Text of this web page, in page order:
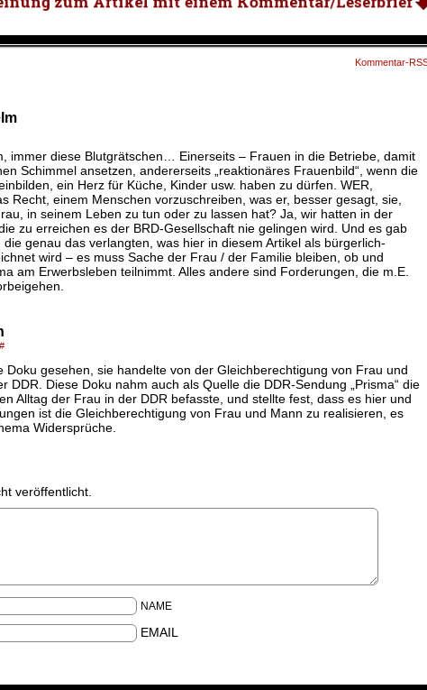
Kommentar-
immer diese Blutgrätschen… Einerseits – Frauen in die Betriebe, damit
Schimmel ansetzen, andererseits „reaktionäres Frauenbild“, wenn die
ein Herz für Küche, Kinder usw. haben zu dürfen. WER,
Recht, einem Menschen vorzuschreiben, was er, besser gesagt, sie,
in seinem Leben zu tun oder zu lassen hat? Ja, wir hatten in der
zu erreichen es der BRD-Gesellschaft nie gelingen wird. Und es gab
genau das verlangten, was hier in diesem Artikel als bürgerlich-
wird – es muss Sache der Frau / der Familie bleiben, ob und
am Erwerbsleben teilnimmt. Alles andere sind Forderungen, die m.E.
#
Doku gesehen, sie handelte von der Gleichberechtigung von Frau und
DDR. Diese Doku nahm auch als Quelle die DDR-Sendung „Prisma“ die
Alltag der Frau in der DDR befasste, und stellte fest, dass es hier und
ist die Gleichberechtigung von Frau und Mann zu realisieren, es
Widersprüche.
veröffentlicht.
NAME
EMAIL